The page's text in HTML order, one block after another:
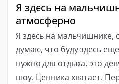
Я здесь на
атмосферно
Я здесь на мальчишнике,
думаю, что буду здесь
нужно для отдыха, это
шоу. Ценника хватает.